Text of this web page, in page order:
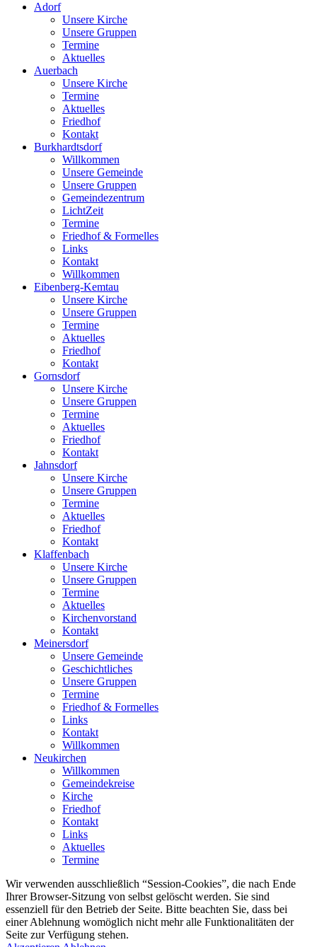
Adorf
Unsere Kirche
Unsere Gruppen
Termine
Aktuelles
Auerbach
Unsere Kirche
Termine
Aktuelles
Friedhof
Kontakt
Burkhardtsdorf
Willkommen
Unsere Gemeinde
Unsere Gruppen
Gemeindezentrum
LichtZeit
Termine
Friedhof & Formelles
Links
Kontakt
Willkommen
Eibenberg-Kemtau
Unsere Kirche
Unsere Gruppen
Termine
Aktuelles
Friedhof
Kontakt
Gornsdorf
Unsere Kirche
Unsere Gruppen
Termine
Aktuelles
Friedhof
Kontakt
Jahnsdorf
Unsere Kirche
Unsere Gruppen
Termine
Aktuelles
Friedhof
Kontakt
Klaffenbach
Unsere Kirche
Unsere Gruppen
Termine
Aktuelles
Kirchenvorstand
Kontakt
Meinersdorf
Unsere Gemeinde
Geschichtliches
Unsere Gruppen
Termine
Friedhof & Formelles
Links
Kontakt
Willkommen
Neukirchen
Willkommen
Gemeindekreise
Kirche
Friedhof
Kontakt
Links
Aktuelles
Termine
Wir verwenden ausschließlich “Session-Cookies”, die nach Ende
Ihrer Browser-Sitzung von selbst gelöscht werden. Sie sind
essenziell für den Betrieb der Seite. Bitte beachten Sie, dass bei
einer Ablehnung womöglich nicht mehr alle Funktionalitäten der
Seite zur Verfügung stehen.